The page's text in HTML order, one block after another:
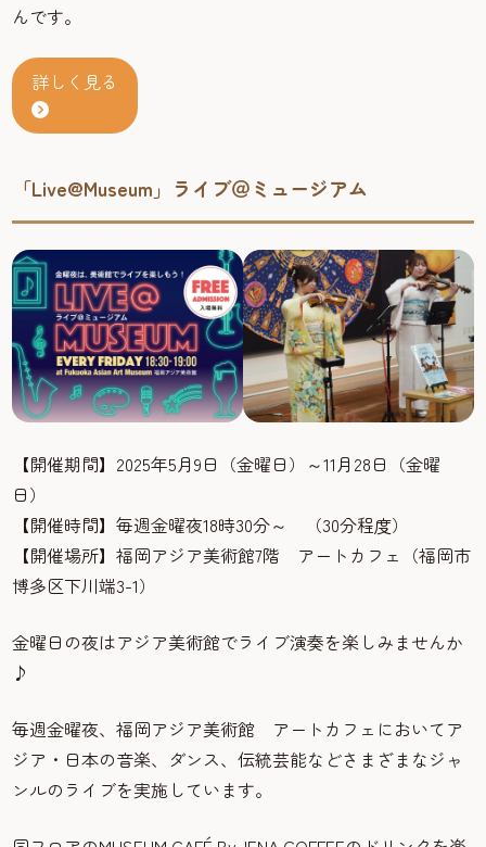
んです。
詳しく見る
「Live@Museum」ライブ＠ミュージアム
【開催期間】2025年5月9日（金曜日）～11月28日（金曜
日）
【開催時間】毎週金曜夜18時30分～ （30分程度）
【開催場所】福岡アジア美術館7階 アートカフェ（福岡市
博多区下川端3-1）
金曜日の夜はアジア美術館でライブ演奏を楽しみませんか
♪
毎週金曜夜、福岡アジア美術館 アートカフェにおいてア
ジア・日本の音楽、ダンス、伝統芸能などさまざまなジャ
ンルのライブを実施しています。